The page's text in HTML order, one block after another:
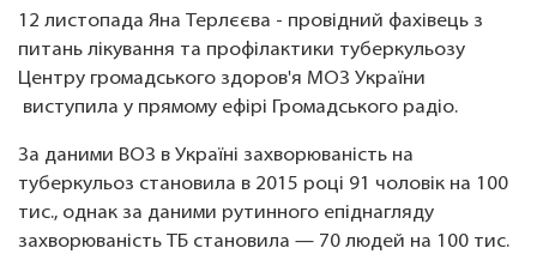
12 листопада Яна Терлєєва - провідний фахівець з
питань лікування та профілактики туберкульозу
Центру громадського здоров'я МОЗ України
виступила у прямому ефірі Громадського радіо.
За даними ВОЗ в Україні захворюваність на
туберкульоз становила в 2015 році 91 чоловік на 100
тис., однак за даними рутинного епіднагляду
захворюваність ТБ становила — 70 людей на 100 тис.